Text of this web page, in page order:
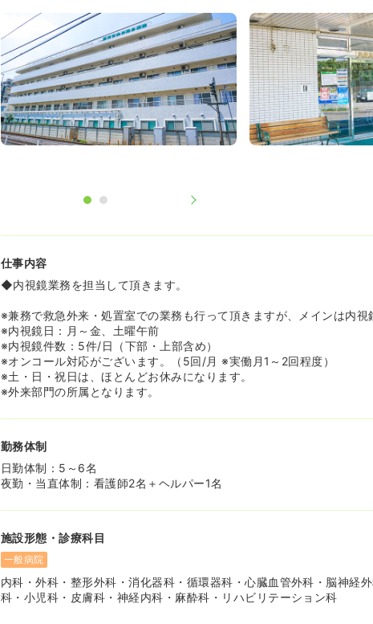
仕事内容
◆内視鏡業務を担当して頂きます。
※兼務で救急外来・処置室での業務も行って頂きますが、メインは内視
※内視鏡日：月～金、土曜午前
※内視鏡件数：5件/日（下部・上部含め）
※オンコール対応がございます。（5回/月 ※実働月1～2回程度）
※土・日・祝日は、ほとんどお休みになります。
※外来部門の所属となります。
勤務体制
日勤体制：5～6名
夜勤・当直体制：看護師2名＋ヘルパー1名
施設形態・診療科目
一般病院
内科・外科・整形外科・消化器科・循環器科・心臓血管外科・脳神経
科・小児科・皮膚科・神経内科・麻酔科・リハビリテーション科